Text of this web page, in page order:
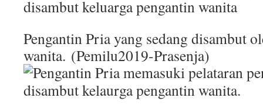
Pengantin Pria yang sedang disambut
wanita. (Pemilu2019-Prasenja)